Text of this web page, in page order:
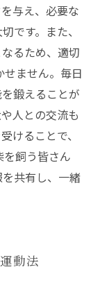
与え、必要な
です。また、
るため、適切
ません。毎日
鍛えることが
人との交流も
けることで、
飼う皆さん
共有し、一緒
動法